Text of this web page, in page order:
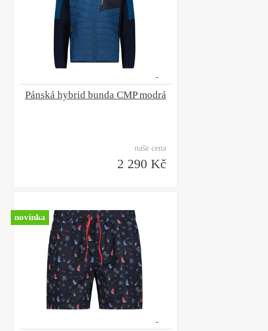
Pánská hybrid bunda CMP modrá
naše cena
2 290 Kč
novinka